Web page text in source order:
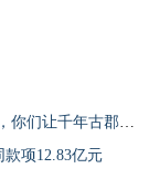
儋州致信7位“平民英雄”：从一人冲锋到众人接力，你们让千年古郡更有温度
款项12.83亿元